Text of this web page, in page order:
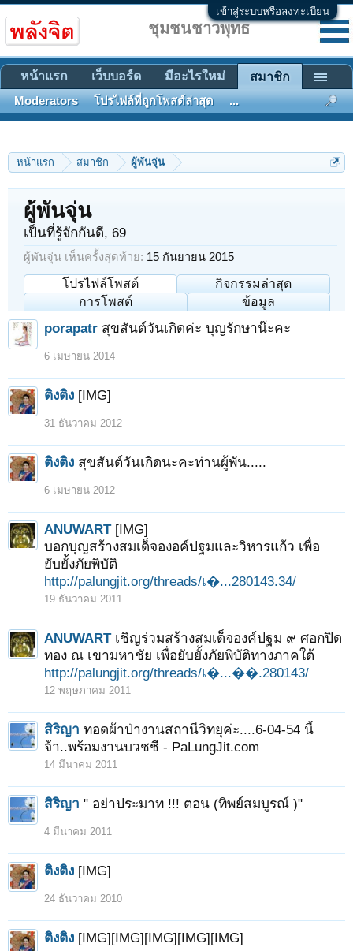
เข้าสู่ระบบหรือลงทะเบียน
หน้าแรก สมาชิก ผู้พันจุ่น
ผู้พันจุ่น
เป็นที่รู้จักกันดี, 69
ผู้พันจุ่น เห็นครั้งสุดท้าย: 15 กันยายน 2015
โปรไฟล์โพสต์
กิจกรรมล่าสุด
การโพสต์
ข้อมูล
porapatr สุขสันต์วันเกิดค่ะ บุญรักษาน๊ะคะ
6 เมษายน 2014
ติงติง [IMG]
31 ธันวาคม 2012
ติงติง สุขสันต์วันเกิดนะคะท่านผู้พัน.....
6 เมษายน 2012
ANUWART [IMG]
บอกบุญสร้างสมเด็จองอค์ปฐมและวิหารแก้ว เพื่อ
ยับยั้งภัยพิบัติ
http://palungjit.org/threads/เ�...280143.34/
19 ธันวาคม 2011
ANUWART เชิญร่วมสร้างสมเด็จองค์ปฐม ๙ ศอกปิด
ทอง ณ เขามหาชัย เพื่อยับยั้งภัยพิบัติทางภาคใต้
http://palungjit.org/threads/เ�...��.280143/
12 พฤษภาคม 2011
สิริญา ทอดผ้าป่างานสถานีวิทยุค่ะ....6-04-54 นี้
จ้า..พร้อมงานบวชชี - PaLungJit.com
14 มีนาคม 2011
สิริญา " อย่าประมาท !!! ตอน (ทิพย์สมบูรณ์ )"
4 มีนาคม 2011
ติงติง [IMG]
24 ธันวาคม 2010
ติงติง [IMG][IMG][IMG][IMG][IMG]
ชุมชนชาวพุทธ
หน้าแรก เว็บบอร์ด มีอะไรใหม่ สมาชิก
Moderators โปรไฟล์ที่ถูกโพสต์ล่าสุด ...